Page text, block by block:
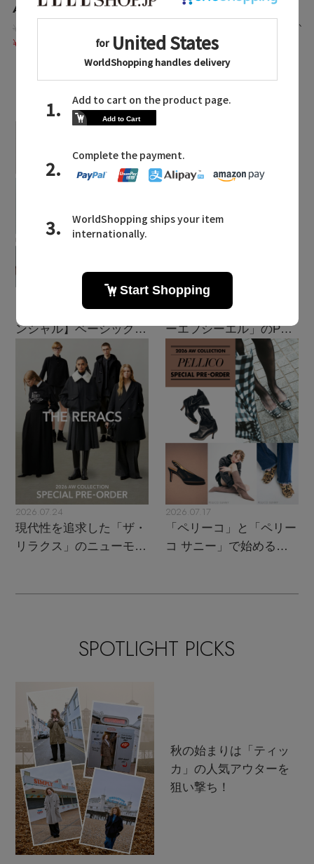
ADORE/アドーア
¥64,900
¥27,258 58%OFF
ADORE/アドーア
¥26,334 58%OFF
残りわずか
¥17,160 60%OFF
LATEST TOPICS
【エディターズ・エッセ
ンシャル】ベーシックと
トレンドが交差する16の
2026.07.28
主役級ニットが揃う「シ
ーエフシーエル」のPOP
UPがスタート
2026.07.24
現代性を追求した「ザ・
リラクス」のニューモダ
2026.07.17
「ペリーコ」と「ペリー
コ サニー」で始める秋
SPOTLIGHT PICKS
秋の始まりは「ティッ
カ」の人気アウターを
狙い撃ち！